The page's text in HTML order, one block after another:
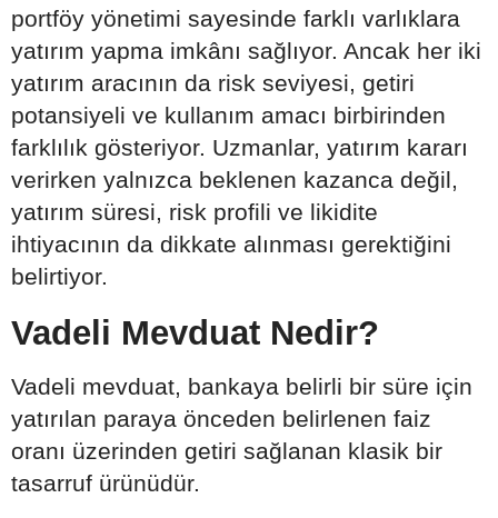
portföy yönetimi sayesinde farklı varlıklara
yatırım yapma imkânı sağlıyor. Ancak her iki
yatırım aracının da risk seviyesi, getiri
potansiyeli ve kullanım amacı birbirinden
farklılık gösteriyor. Uzmanlar, yatırım kararı
verirken yalnızca beklenen kazanca değil,
yatırım süresi, risk profili ve likidite
ihtiyacının da dikkate alınması gerektiğini
belirtiyor.
Vadeli Mevduat Nedir?
Vadeli mevduat, bankaya belirli bir süre için
yatırılan paraya önceden belirlenen faiz
oranı üzerinden getiri sağlanan klasik bir
tasarruf ürünüdür.